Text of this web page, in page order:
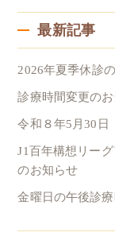
最新記事
2026年夏季休診
診療時間変更の
令和８年5月30日
J1百年構想リー
のお知らせ
金曜日の午後診